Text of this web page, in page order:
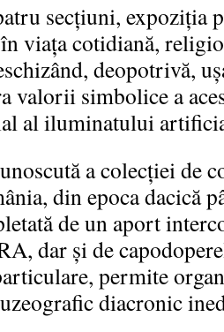
secțiuni, expoziția
viața cotidiană,
deopotrivă,
valorii simbolice a
al iluminatului
a colecției de
din epoca dacică
de un aport
dar și de
permite
diacronic